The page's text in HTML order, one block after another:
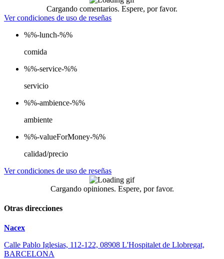
Cargando comentarios. Espere, por favor.
Ver condiciones de uso de reseñas
%%-lunch-%%
comida
%%-service-%%
servicio
%%-ambience-%%
ambiente
%%-valueForMoney-%%
calidad/precio
Ver condiciones de uso de reseñas
Cargando opiniones. Espere, por favor.
Otras direcciones
Nacex
Calle Pablo Iglesias, 112-122, 08908 L'Hospitalet de Llobregat,
BARCELONA